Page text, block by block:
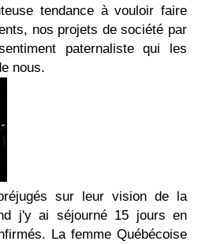
tendance à vouloir faire
nos projets de société par
paternaliste qui les
nous.
sur leur vision de la
j'y ai séjourné 15 jours en
La femme Québécoise